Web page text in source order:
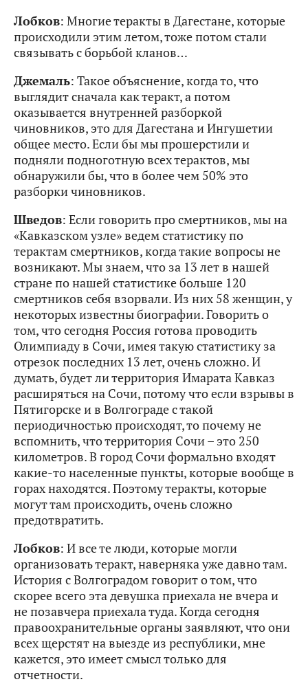
Лобков: Многие теракты в Дагестане, которые
происходили этим летом, тоже потом стали
связывать с борьбой кланов…
Джемаль: Такое объяснение, когда то, что
выглядит сначала как теракт, а потом
оказывается внутренней разборкой
чиновников, это для Дагестана и Ингушетии
общее место. Если бы мы прошерстили и
подняли подноготную всех терактов, мы
обнаружили бы, что в более чем 50% это
разборки чиновников.
Шведов: Если говорить про смертников, мы на
«Кавказском узле» ведем статистику по
терактам смертников, когда такие вопросы не
возникают. Мы знаем, что за 13 лет в нашей
стране по нашей статистике больше 120
смертников себя взорвали. Из них 58 женщин, у
некоторых известны биографии. Говорить о
том, что сегодня Россия готова проводить
Олимпиаду в Сочи, имея такую статистику за
отрезок последних 13 лет, очень сложно. И
думать, будет ли территория Имарата Кавказ
расширяться на Сочи, потому что если взрывы в
Пятигорске и в Волгограде с такой
периодичностью происходят, то почему не
вспомнить, что территория Сочи – это 250
километров. В город Сочи формально входят
какие-то населенные пункты, которые вообще в
горах находятся. Поэтому теракты, которые
могут там происходить, очень сложно
предотвратить.
Лобков: И все те люди, которые могли
организовать теракт, наверняка уже давно там.
История с Волгоградом говорит о том, что
скорее всего эта девушка приехала не вчера и
не позавчера приехала туда. Когда сегодня
правоохранительные органы заявляют, что они
всех щерстят на выезде из республики, мне
кажется, это имеет смысл только для
отчетности.